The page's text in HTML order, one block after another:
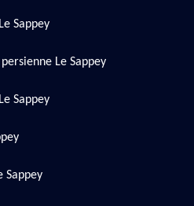
Sappey
Le Sappey
Sappey
Sappey